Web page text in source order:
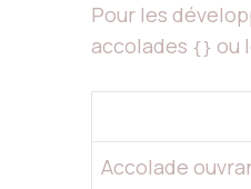
Pour les
accolades {} ou
Accolade